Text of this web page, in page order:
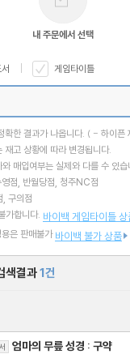
내 주문에서 선택
게임타이틀
한 결과가 나옵니다. ( - 하이픈
재고 상황에 따라 변경됩니다.
매입여부는 실제와 다를 수 있습
점, 반월당점, 청주NC점
구의점
가합니다. 바이백 게임타이틀 상
은 판매불가 바이백 불가 상품
색결과1건
엄마의 무릎 성경 : 구약